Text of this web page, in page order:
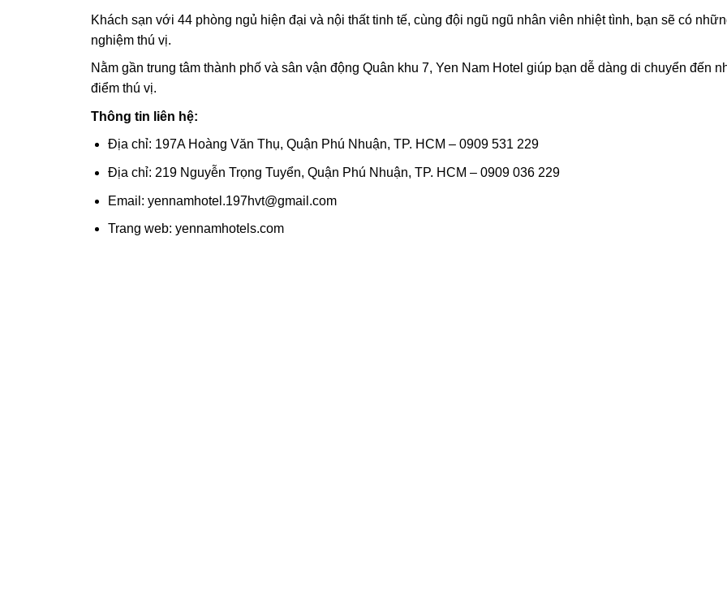
Khách sạn với 44 phòng ngủ hiện đại và nội thất tinh tế, cùng đội ngũ ngũ nhân viên nhiệt tình, bạn sẽ có
nghiệm thú vị.
Nằm gần trung tâm thành phố và sân vận động Quân khu 7, Yen Nam Hotel giúp bạn dễ dàng di chuyển đến
điểm thú vị.
Thông tin liên hệ:
Địa chỉ: 197A Hoàng Văn Thụ, Quận Phú Nhuận, TP. HCM – 0909 531 229
Địa chỉ: 219 Nguyễn Trọng Tuyển, Quận Phú Nhuận, TP. HCM – 0909 036 229
Email: yennamhotel.197hvt@gmail.com
Trang web: yennamhotels.com